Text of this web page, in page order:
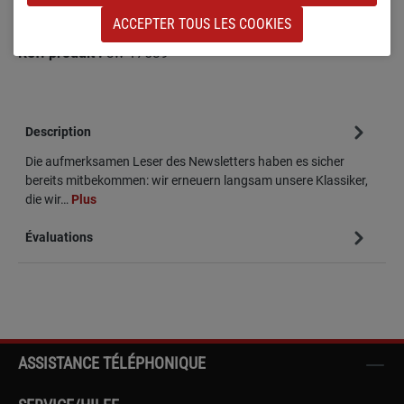
Ajouter à la liste de souhaits
Réf. produit :sw-17539
Description
Die aufmerksamen Leser des Newsletters haben es sicher
bereits mitbekommen: wir erneuern langsam unsere Klassiker,
die wir… Plus
Évaluations
ASSISTANCE TÉLÉPHONIQUE
ACCEPTER TOUS LES COOKIES